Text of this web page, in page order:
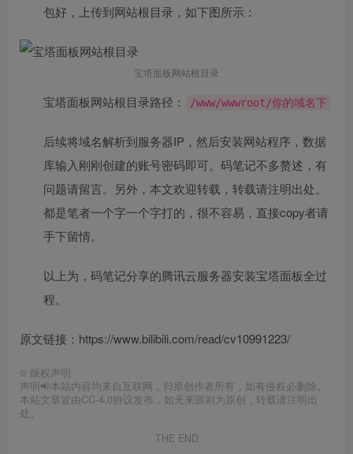
包好，上传到网站根目录，如下图所示：
宝塔面板网站根目录
宝塔面板网站根目录路径： /www/wwwroot/你的域名下
后续将域名解析到服务器IP，然后安装网站程序，数据
库输入刚刚创建的账号密码即可。码笔记不多赘述，有
问题请留言。另外，本文欢迎转载，转载请注明出处。
都是笔者一个字一个字打的，很不容易，直接copy者请
手下留情。
以上为，码笔记分享的腾讯云服务器安装宝塔面板全过
程。
原文链接：https://www.bilibili.com/read/cv10991223/
© 版权声明
声明📢本站内容均来自互联网，归原创作者所有，如有侵权必删除。
本站文章皆由CC-4.0协议发布，如无来源则为原创，转载请注明出
处。
THE END